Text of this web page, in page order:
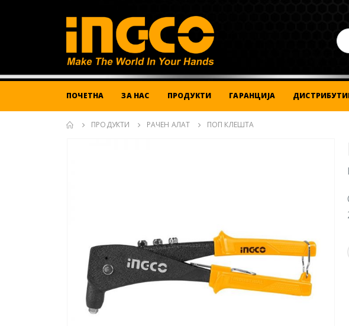
ПОЧЕТНА ЗА НАС ПРОДУКТИ ГАРАНЦИЈА
ПРОДУКТИ РАЧЕН АЛАТ ПОП КЛЕШТА